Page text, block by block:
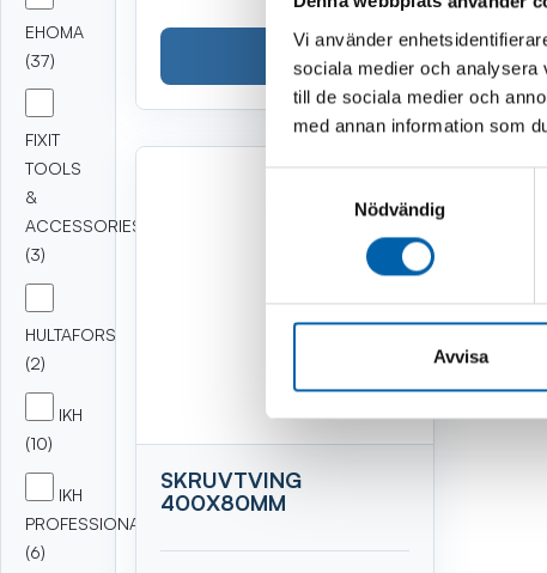
Vi använder
sociala medier och analysera
till de sociala medier och
med annan information som
Nödvändig
Avvisa
EHOMA
(37)
FIXIT
TOOLS
&
ACCESSORIES
(3)
HULTAFORS
(2)
IKH
(10)
IKH
PROFESSIONAL
(6)
SKRUVTVING
400X80MM